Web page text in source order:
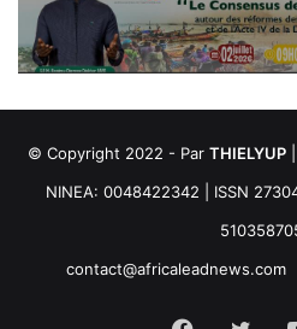
© Copyright 2022 - Par THIELYUP
NINEA: 0048422342 | ISSN
contact@africaleadnews.com